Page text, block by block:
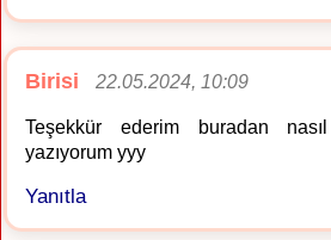
Birisi 22.05.2024, 10:09
Teşekkür ederim buradan
yazıyorum yyy
Yanıtla